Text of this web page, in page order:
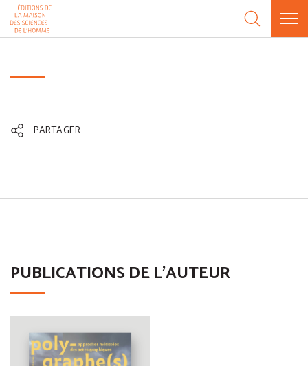
Aller au contenu
PARTAGER
PUBLICATIONS DE L'AUTEUR
Panneau de gestion des cookies